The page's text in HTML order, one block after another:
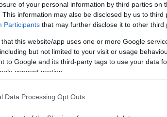
of your personal information by third parties on
This information may also be disclosed by us to third
Participants that may further disclose it to other third
that this website/app uses one or more Google
but not limited to your visit or usage
to Google and its third-party tags to use your data
consent section.
Data Processing Opt Outs
debütálása csak néhány nappal azután
Marx After Hours Confession című
a színész állítólag béketárgyalásokat folytat volt
közösen jelennek meg a sajtó előtt, ám
"A sajtó és a fotósok türelmesen várták, hogy
szőnyegen, de sajnos a tervek az utolsó
tudtára adták, hogy párként debütálnak,